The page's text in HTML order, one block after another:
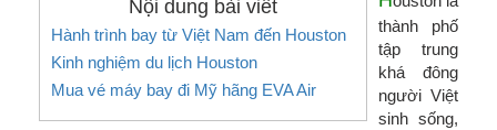
Nội dung bài viết
Hành trình bay từ Việt Nam đến Houston
Kinh nghiệm du lịch Houston
Mua vé máy bay đi Mỹ hãng EVA Air
thành phố
tập trung
khá đông
người Việt
sinh sống,